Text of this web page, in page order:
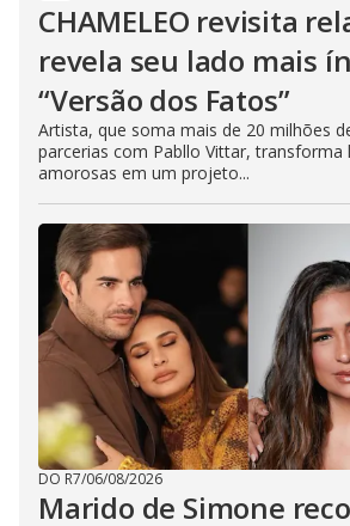
CHAMELEO revisita
revela seu lado mais
“Versão dos Fatos”
Artista, que soma mais de 20 milhões
parcerias com Pabllo Vittar, transforma
amorosas em um projeto...
DO R7/06/08/2026
Marido de Simone